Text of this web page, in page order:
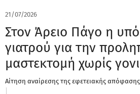
21/07/2026
Στον Άρειο Πάγο η
γιατρού για την
μαστεκτομή χωρίς
Αίτηση αναίρεσης της εφετειακής